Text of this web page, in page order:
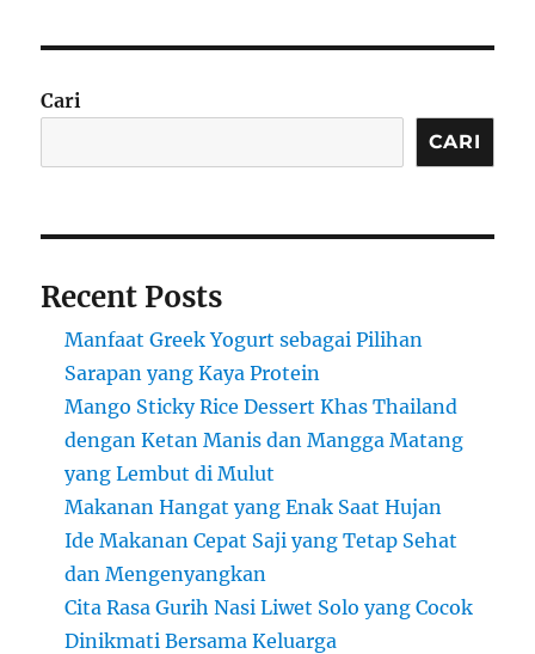
Cari
CARI
Recent Posts
Manfaat Greek Yogurt sebagai Pilihan
Sarapan yang Kaya Protein
Mango Sticky Rice Dessert Khas Thailand
dengan Ketan Manis dan Mangga Matang
yang Lembut di Mulut
Makanan Hangat yang Enak Saat Hujan
Ide Makanan Cepat Saji yang Tetap Sehat
dan Mengenyangkan
Cita Rasa Gurih Nasi Liwet Solo yang Cocok
Dinikmati Bersama Keluarga